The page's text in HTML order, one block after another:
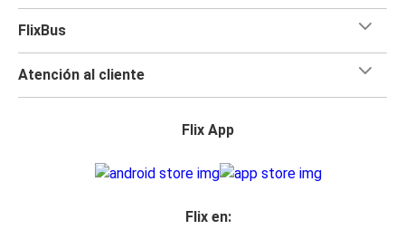
FlixBus
Atención al cliente
Flix App
Flix en: